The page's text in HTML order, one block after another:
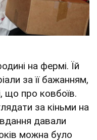
на фермі. Їй
за її бажанням,
що про ковбоїв.
за кіньми на
давали
можна було